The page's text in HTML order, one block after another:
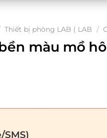
Thiết bị phòng LAB ( LAB /
màu mồ
SMS)